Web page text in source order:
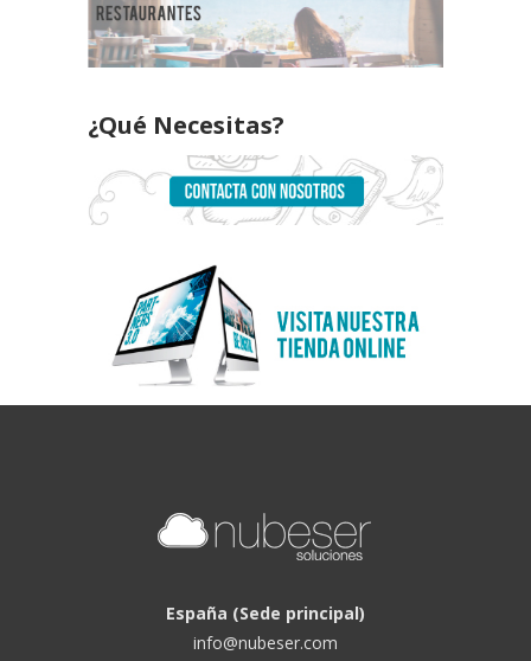
¿Qué Necesitas?
España (Sede principal)
info@nubeser.com